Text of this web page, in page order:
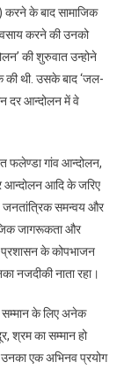
करने के बाद सामाजिक
करने की उनको
की शुरुवात उन्होने
की थी. उसके बाद ‘जल-
दर आन्दोलन में वे
फलेण्डा गांव आन्दोलन,
आन्दोलन आदि के जरिए
जनतांत्रिक समन्वय और
जागरूकता और
के कोपभाजन
नजदीकी नाता रहा।
सम्मान के लिए अनेक
श्रम का सम्मान हो
उनका एक अभिनव प्रयोग